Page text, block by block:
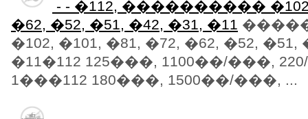
- - �112, ���������� �102,
�62, �52, �51, �42, �31, �11
�102, �101, �81, �72, �62, �52, �51,
�11�112 125���, 1100��/���,
1���112 180���, 1500��/���, ...